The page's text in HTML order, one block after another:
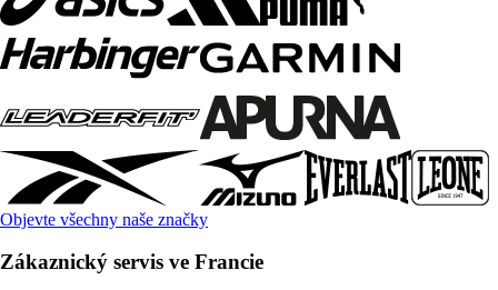
Objevte všechny naše značky
Zákaznický servis ve Francie